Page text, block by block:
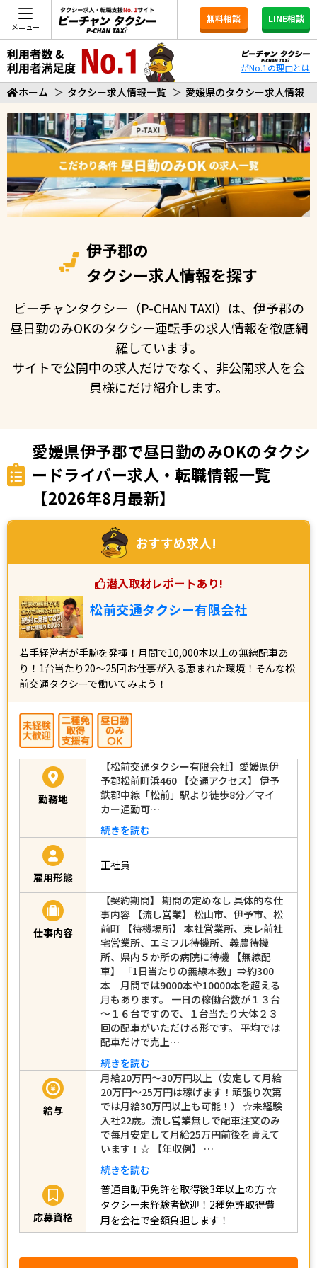
メニュー
無料相談 LINE相談
がNo.1の理由とは
ホーム ＞ タクシー求人情報一覧 ＞ 愛媛県のタクシー求人情報
伊予郡の
タクシー求人情報を探す
ピーチャンタクシー（P-CHAN TAXI）は、伊予郡の
昼日勤のみOKのタクシー運転手の求人情報を徹底網
羅しています。
サイトで公開中の求人だけでなく、非公開求人を会
員様にだけ紹介します。
愛媛県伊予郡で昼日勤のみOKのタクシ
ードライバー求人・転職情報一覧
【2026年8月最新】
おすすめ求人!
潜入取材レポートあり!
松前交通タクシー有限会社
若手経営者が手腕を発揮！月間で10,000本以上の無線配車あ
り！1台当たり20～25回お仕事が入る恵まれた環境！そんな松
前交通タクシーで働いてみよう！
勤務地
【松前交通タクシー有限会社】愛媛県伊
予郡松前町浜460 【交通アクセス】 伊予
鉄郡中線「松前」駅より徒歩8分／マイ
カー通勤可…
続きを読む
雇用形態
正社員
仕事内容
【契約期間】 期間の定めなし 具体的な仕
事内容 【流し営業】 松山市、伊予市、松
前町 【待機場所】 本社営業所、東レ前社
宅営業所、エミフル待機所、義農待機
所、県内５か所の病院に待機 【無線配
車】 「1日当たりの無線本数」⇒約300
本 月間では9000本や10000本を超える
月もあります。 一日の稼働台数が１３台
～１６台ですので、１台当たり大体２３
回の配車がいただける形です。 平均では
配車だけで売上…
続きを読む
給与
月給20万円～30万円以上（安定して月給
20万円～25万円は稼げます！頑張り次第
では月給30万円以上も可能！） ☆未経験
入社22歳。流し営業無しで配車注文のみ
で毎月安定して月給25万円前後を貰えて
います！☆ 【年収例】 …
続きを読む
応募資格
普通自動車免許を取得後3年以上の方☆
タクシー未経験者歓迎！2種免許取得費
用を会社で全額負担します！